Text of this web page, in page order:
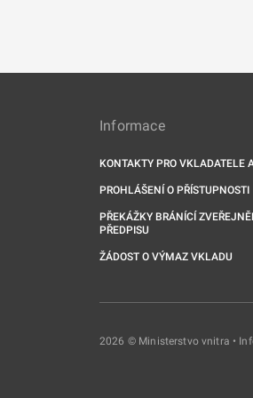
Informace
KONTAKTY PRO VKLADATELE
PROHLÁŠENÍ O PŘÍSTUPNOSTI
PŘEKÁŽKY BRÁNÍCÍ
PŘEDPISU
ŽÁDOST O VÝMAZ VKLADU
2026 © Ministerstvo vnitra •